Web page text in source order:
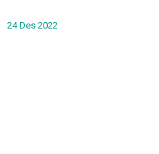
24 Des 2022